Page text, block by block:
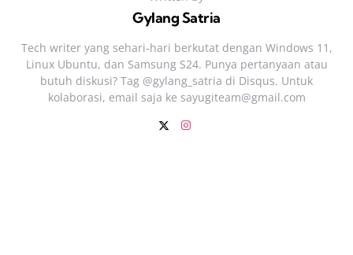
Gylang Satria
Tech writer yang sehari‑hari berkutat dengan Windows 11,
Linux Ubuntu, dan Samsung S24. Punya pertanyaan atau
butuh diskusi? Tag @gylang_satria di Disqus. Untuk
kolaborasi, email saja ke sayugiteam@gmail.com